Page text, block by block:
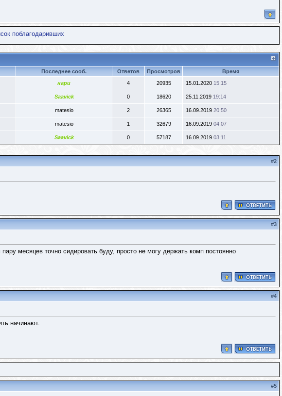
поблагодаривших
Последнее сооб. Ответов Просмотров Время
нари 4 20935 15.01.2020 15:15
Saavick 0 18620 25.11.2019 19:14
matesio 2 26365 16.09.2019 20:50
matesio 1 32679 16.09.2019 04:07
Saavick 0 57187 16.09.2019 03:11
#2
#3
месяцев точно сидировать буду, просто не могу держать комп постоянно
#4
начинают.
#5